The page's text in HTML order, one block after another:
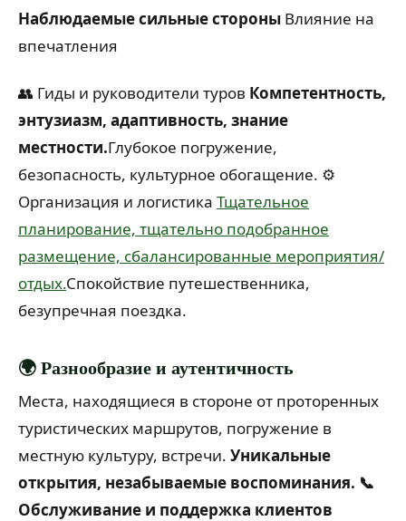
Наблюдаемые сильные стороны Влияние на
впечатления
👥 Гиды и руководители туров Компетентность,
энтузиазм, адаптивность, знание
местности.Глубокое погружение,
безопасность, культурное обогащение. ⚙️
Организация и логистика Тщательное
планирование, тщательно подобранное
размещение, сбалансированные мероприятия/
отдых.Спокойствие путешественника,
безупречная поездка.
🌍 Разнообразие и аутентичность
Места, находящиеся в стороне от проторенных
туристических маршрутов, погружение в
местную культуру, встречи. Уникальные
открытия, незабываемые воспоминания. 📞
Обслуживание и поддержка клиентов